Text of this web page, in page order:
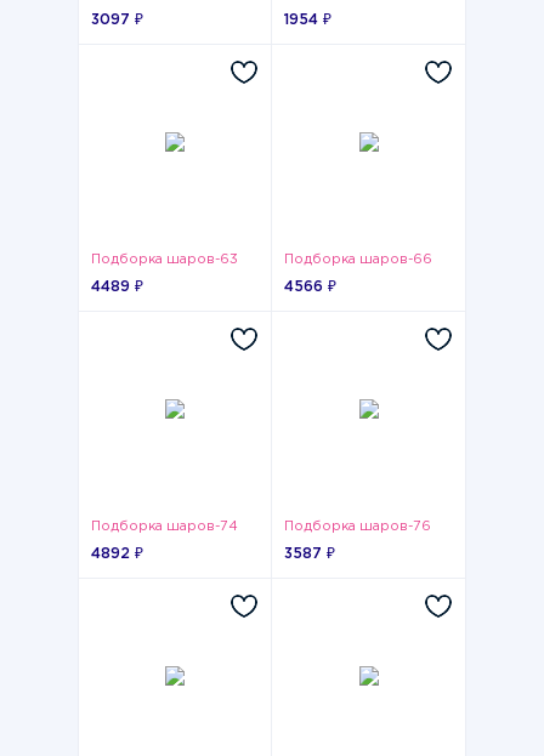
3097 ₽ 1954 ₽
Подборка шаров-63
4489 ₽
Подборка шаров-66
4566 ₽
Подборка шаров-74
4892 ₽
Подборка шаров-76
3587 ₽